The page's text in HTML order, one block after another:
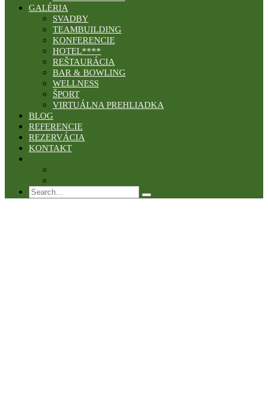
GALÉRIA
SVADBY
TEAMBUILDING
KONFERENCIE
HOTEL****
REŠTAURÁCIA
BAR & BOWLING
WELLNESS
ŠPORT
VIRTUÁLNA PREHLIADKA
BLOG
REFERENCIE
REZERVÁCIA
KONTAKT